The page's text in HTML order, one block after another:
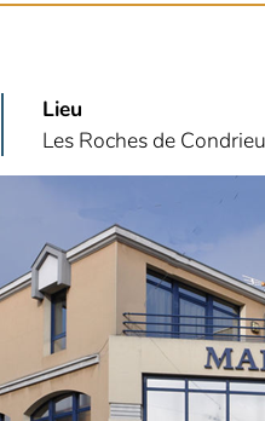
Lieu
Les Roches de